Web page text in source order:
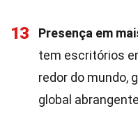
13 Presença em
tem escritórios
redor do mundo,
global